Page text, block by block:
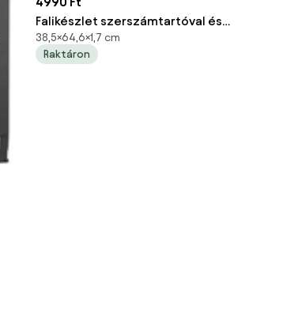
Falikészlet szerszámtartóval és
dobozokkal ArtPlast 321
38,5×64,6×1,7 cm
Raktáron